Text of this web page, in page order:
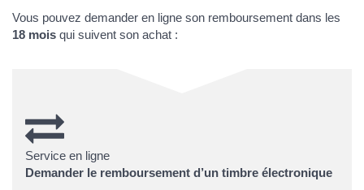
Vous pouvez demander en ligne son remboursement dans les
18 mois qui suivent son achat :
Service en ligne
Demander le remboursement d’un timbre électronique